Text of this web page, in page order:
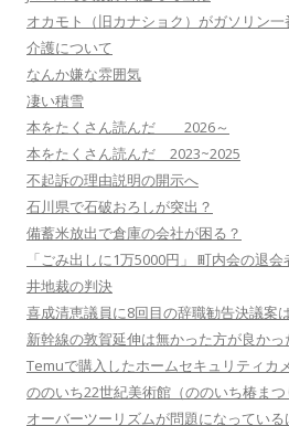
オカモト（旧カナショク）がガソリン
介護について
なんか嫌な雰囲気
凄い積雪
本をたくさん読んだ 2026～
本をたくさん読んだ 2023~2025
不起訴の理由説明の開示へ
石川県で石破おろしが突出？
備蓄米放出で倉庫の会社が困る？
「ごみ出しに1万5000円」 町内会の退
井地裁の判決
喜成清恵議員に8回目の辞職勧告決議案
新幹線の敦賀延伸は無かった方が良かっ
Temuで購入したホームセキュリティカ
ののいち22世紀美術館（ののいち椿ま
オーバーツーリズムが問題になっている